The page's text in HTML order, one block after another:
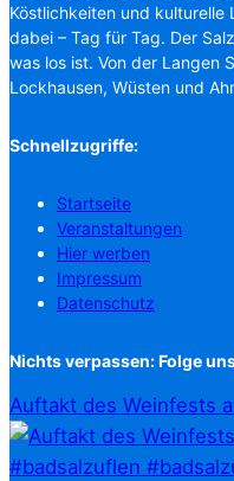
Köstlichkeiten und kulturelle
dabei – Tag für Tag. Der
was los ist. Von der Langen
Lockhausen, Wüsten und
Schnellzugriffe:
Startseite
Veranstaltungen
Hier werben
Impressum
Datenschutz
Nichts verpassen: Folge
Auftakt des Weinfests